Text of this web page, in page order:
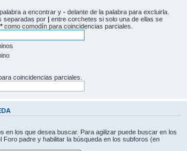
a encontrar y - delante de la palabra para excluirla.
separadas por | entre corchetes si solo una de ellas se
* como comodín para coincidencias parciales.
coincidencias parciales.
en los que desea buscar. Para agilizar puede buscar en los
Foro padre y habilitar la búsqueda en los subforos (en